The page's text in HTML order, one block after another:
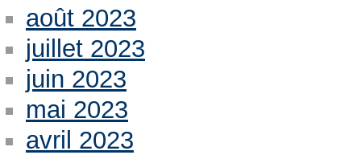
août 2023
juillet 2023
juin 2023
mai 2023
avril 2023